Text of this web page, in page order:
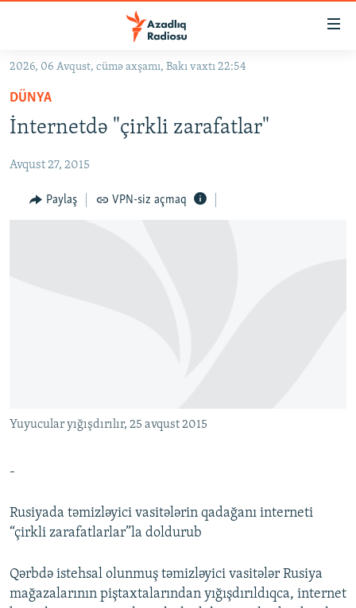
Əsas
qayıt
Əsas
qayıt
#ƏSLINDƏ
FƏRQƏ BAX
İZ - MƏDƏNIYYƏT PROQRAMI
MATERIALLARIMIZDAN ISTIFADƏ
XƏBƏR BÜLLETENLƏRIMIZ
2026, 06 Avqust, cümə axşamı, Bakı vaxtı 22:54
DÜNYA
İnternetdə "çirkli zarafatlar"
Avqust 27, 2015
Paylaş VPN-siz açmaq
Yuyucular yığışdırılır, 25 avqust 2015
-
Rusiyada təmizləyici vasitələrin qadağanı interneti
“çirkli zarafatlarlar”la doldurub
Qərbdə istehsal olunmuş təmizləyici vasitələr Rusiya
mağazalarının piştaxtalarından yığışdırıldıqca, internet